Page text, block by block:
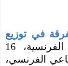
في توزيع
، م النقض الفرنسية، 16
الفرنسي،